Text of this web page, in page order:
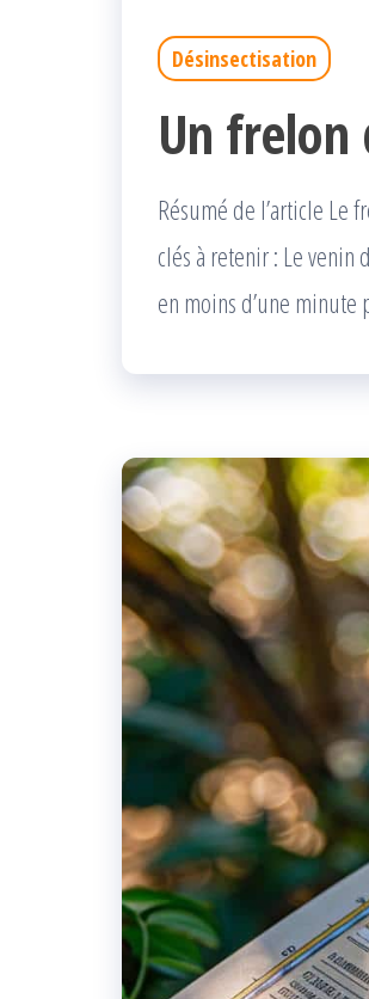
Désinsectisation
Un frelon
Résumé de l’article Le
clés à retenir : Le
en moins d’une